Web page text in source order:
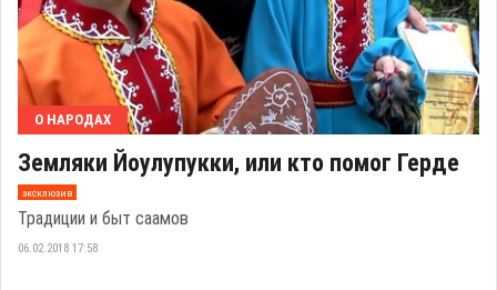
О НАРОДАХ
Земляки Йоулупукки, или кто помог Герде
эксклюзив
Традиции и быт саамов
06.02.2018 17:58